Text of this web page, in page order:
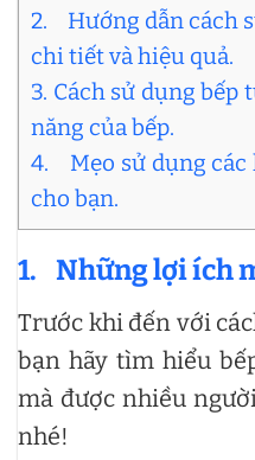
2. Hướng dẫn cách
chi tiết và hiệu quả.
3. Cách sử dụng bếp
năng của bếp.
4. Mẹo sử dụng các
cho bạn.
1. Những lợi ích
Trước khi đến với
bạn hãy tìm hiểu
mà được nhiều
nhé!